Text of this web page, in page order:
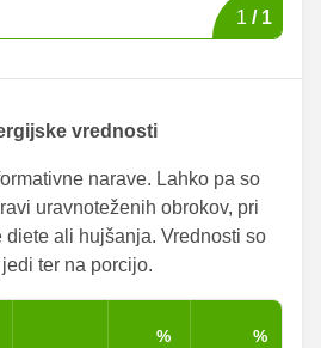
1 / 1
vrednosti
narave. Lahko pa so
uravnoteženih obrokov, pri
diete ali hujšanja. Vrednosti so
ter na porcijo.
%
%